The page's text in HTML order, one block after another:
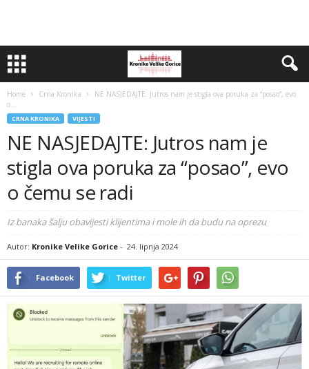
Home Crna Kronika
NE NASJEDAJTE: Jutros nam je stigla ova poruka za “posao”, evo
o...
CRNA KRONIKA VIJESTI
NE NASJEDAJTE: Jutros nam je
stigla ova poruka za “posao”, evo
o čemu se radi
Iz banaka šalju obavijesti klijentima i mole ih da budu na oprezu
Autor: Kronike Velike Gorice - 24. lipnja 2024
Facebook Twitter